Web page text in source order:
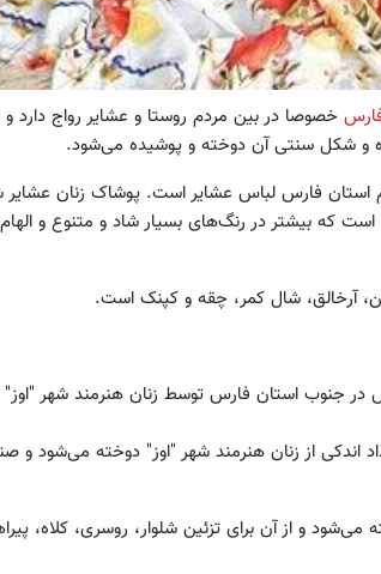
خصوصا در بین مردم روستا و عشایر رواج
و شکل سنتی آن دوخته و پوشیده می‌شود.
فارس لباس عشایر است. پوشاک زنان عشایر
که بیشتر در رنگ‌های بسیار شاد و متنوع و
آرخالق، شال کمر، چقه و کپنک است.
در جنوب استان فارس توسط زنان هنرمند شهر
اندکی از زنان هنرمند شهر "اوز" دوخته می‌شود
و از آن برای تزئین شلوار، روسری، کلاه،